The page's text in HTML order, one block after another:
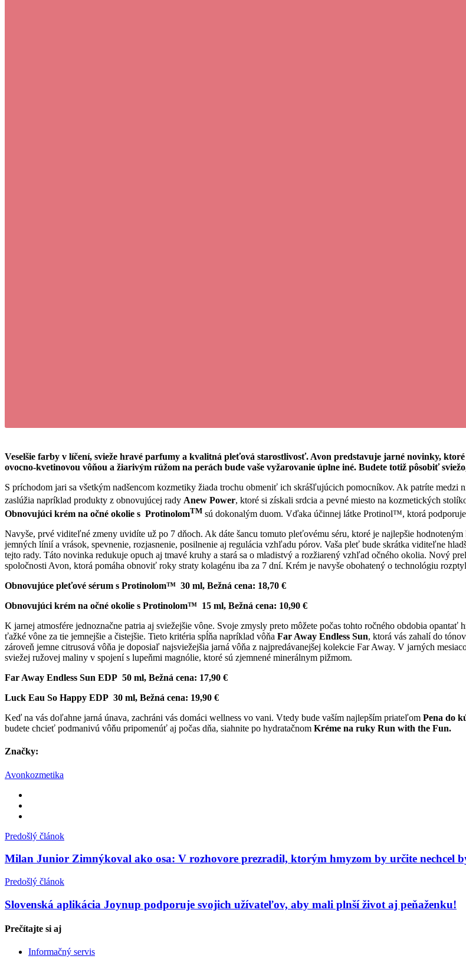
Veselšie farby v líčení, svieže hravé parfumy a kvalitná pleťová starostlivosť. Avon predstavuje jarné novinky,
ovocno-kvetinovou vôňou a žiarivým rúžom na perách bude vaše vyžarovanie úplne iné. Budete totiž pôsobiť
S príchodom jari sa všetkým nadšencom kozmetiky žiada trochu obmeniť ich skrášľujúcich pomocníkov. Ak patríte
zaslúžia napríklad produkty z obnovujúcej rady Anew Power, ktoré si získali srdcia a pevné miesto na kozmetických
Obnovujúci krém na očné okolie s ProtinolomTM sú dokonalým duom. Vďaka účinnej látke Protinol™, ktorá
Navyše, prvé viditeľné zmeny uvidíte už po 7 dňoch. Ak dáte šancu tomuto pleťovému séru, ktoré je najlepšie
jemných línií a vrások, spevnenie, rozjasnenie, posilnenie aj regulácia vzhľadu pórov. Vaša pleť bude skrátka viditeľne
tejto rady. Táto novinka redukuje opuch aj tmavé kruhy a stará sa o mladistvý a rozžiarený vzhľad očného okolia. Nový
spoločnosti Avon, ktorá pomáha obnoviť roky straty kolagénu iba za 7 dní. Krém je navyše obohatený o technológiu
Obnovujúce pleťové sérum s Protinolom™ 30 ml, Bežná cena: 18,70 €
Obnovujúci krém na očné okolie s Protinolom™ 15 ml, Bežná cena: 10,90 €
K jarnej atmosfére jednoznačne patria aj sviežejšie vône. Svoje zmysly preto môžete počas tohto ročného obdobia
ťažké vône za tie jemnejšie a čistejšie. Tieto kritéria spĺňa napríklad vôňa Far Away Endless Sun, ktorá vás zahalí do
zároveň jemne citrusová vôňa je doposiaľ najsviežejšia jarná vôňa z najpredávanejšej kolekcie Far Away. V jarných
sviežej ružovej maliny v spojení s lupeňmi magnólie, ktoré sú zjemnené minerálnym pižmom.
Far Away Endless Sun EDP 50 ml, Bežná cena: 17,90 €
Luck Eau So Happy EDP 30 ml, Bežná cena: 19,90 €
Keď na vás doľahne jarná únava, zachráni vás domáci wellness vo vani. Vtedy bude vaším najlepším priateľom Pena do
budete chcieť podmanivú vôňu pripomenúť aj počas dňa, siahnite po hydratačnom Kréme na ruky Run with the Fun.
Značky:
Avonkozmetika
Predošlý článok
Milan Junior Zimnýkoval ako osa: V rozhovore prezradil, ktorým hmyzom by určite nechcel
Predošlý článok
Slovenská aplikácia Joynup podporuje svojich užívateľov, aby mali plnší život aj peňaženku!
Prečítajte si aj
Informačný servis